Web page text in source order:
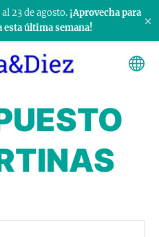
23 de agosto. ¡Aprovecha para
esta última semana!
×